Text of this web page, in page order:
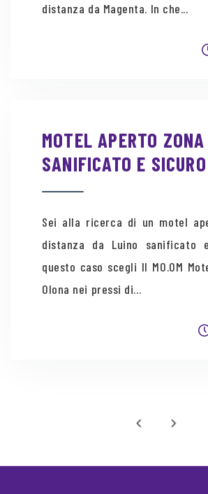
distanza da Magenta. In che...
MOTEL APERTO
SANIFICATO E SICURO
Sei alla ricerca di un motel
distanza da Luino sanificato
questo caso scegli Il MO.OM
Olona nei pressi di...